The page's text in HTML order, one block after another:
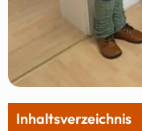
Inhaltsverzeichnis